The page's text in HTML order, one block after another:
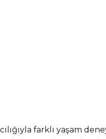
farklı yaşam